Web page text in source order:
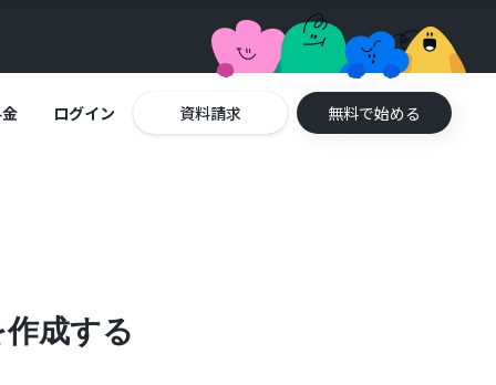
ログイン 資料請求 無料で始める
成する